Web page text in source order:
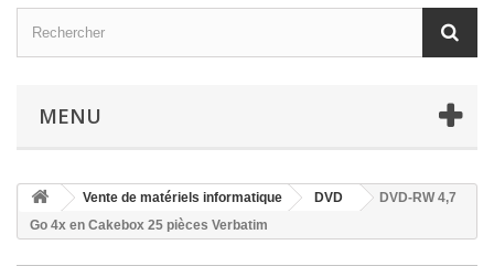
MENU
Vente de matériels informatique DVD
DVD-RW 4,7
Go 4x en Cakebox 25 pièces Verbatim